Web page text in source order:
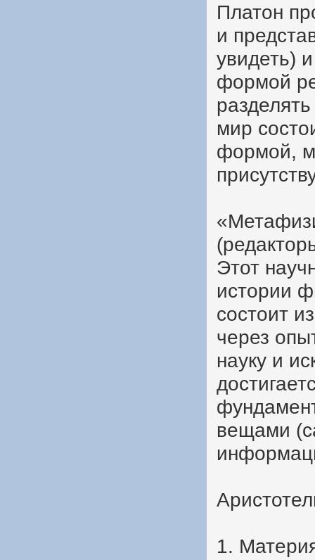
Платон
и
увидеть)
формой
мир
формой,
Этот
истории
состоит
через
науку и
вещами
1.